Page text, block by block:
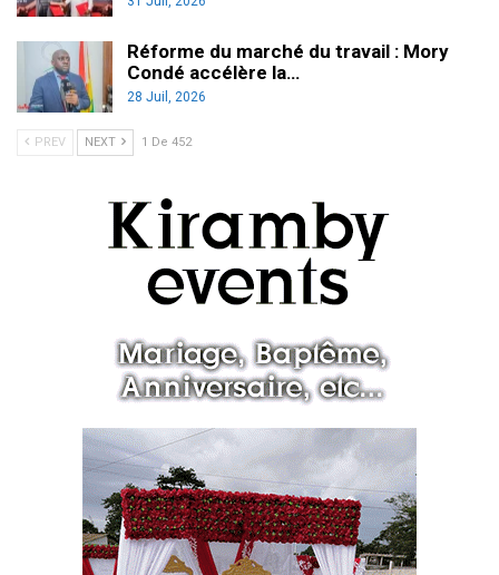
Réforme du marché du travail : Mory
Condé accélère la…
28 Juil, 2026
PREV NEXT 1 De 452